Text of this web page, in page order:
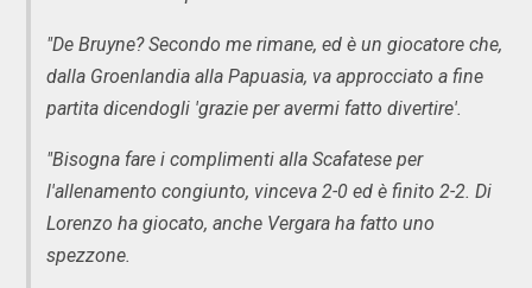
"De Bruyne? Secondo me rimane, ed è un giocatore che,
dalla Groenlandia alla Papuasia, va approcciato a fine
partita dicendogli 'grazie per avermi fatto divertire'.
"Bisogna fare i complimenti alla Scafatese per
l'allenamento congiunto, vinceva 2-0 ed è finito 2-2. Di
Lorenzo ha giocato, anche Vergara ha fatto uno
spezzone.